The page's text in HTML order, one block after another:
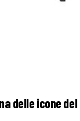
delle icone